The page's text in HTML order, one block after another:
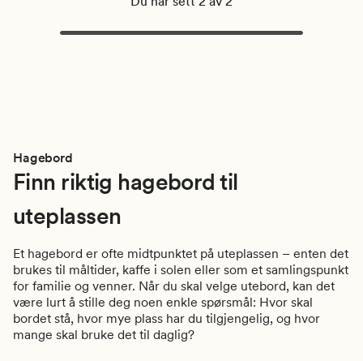
Hagebord
Finn riktig hagebord til
uteplassen
Et hagebord er ofte midtpunktet på uteplassen – enten det
brukes til måltider, kaffe i solen eller som et samlingspunkt
for familie og venner. Når du skal velge utebord, kan det
være lurt å stille deg noen enkle spørsmål: Hvor skal
bordet stå, hvor mye plass har du tilgjengelig, og hvor
mange skal bruke det til daglig?